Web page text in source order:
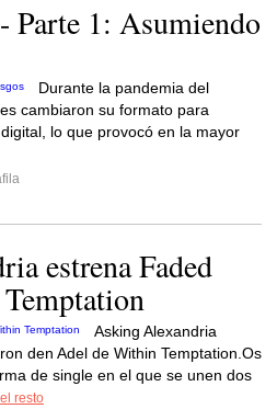
Parte 1: Asumiendo
Durante la pandemia del
cambiaron su formato para
lo que provocó en la mayor
estrena Faded
Asking Alexandria
den Adel de Within Temptation.Os
de single en el que se unen dos
resto